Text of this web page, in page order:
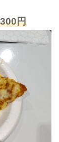
円